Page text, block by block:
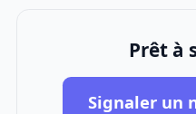
Prêt à
Signaler un